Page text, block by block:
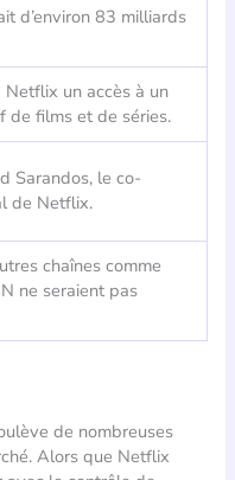
d’environ 83 milliards
Netflix un accès à un
de films et de séries.
Sarandos, le co-
de Netflix.
chaînes comme
ne seraient pas
de nombreuses
Alors que Netflix